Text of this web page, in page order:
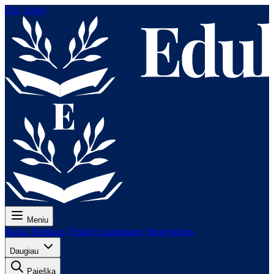
Eiti į turinį
Meniu
Kaina Pamokos Testai Egzaminams Mokytojams
Daugiau
Paieška